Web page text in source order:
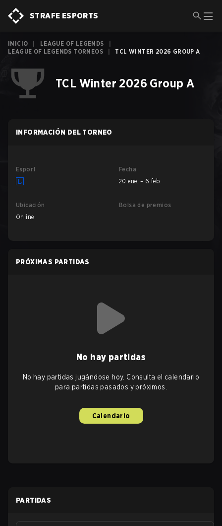
STRAFE ESPORTS
INICIO LEAGUE OF LEGENDS
LEAGUE OF LEGENDS TORNEOS
TCL WINTER 2026 GROUP A
TCL Winter 2026 Group A
INFORMACIÓN DEL TORNEO
Esport
Fecha
20 ene. – 6 feb.
Ubicación
Online
Bolsa de premios
PRÓXIMAS PARTIDAS
No hay partidas
No hay partidas jugándose hoy. Consulta el calendario
para partidas pasados y próximos.
Calendario
PARTIDAS